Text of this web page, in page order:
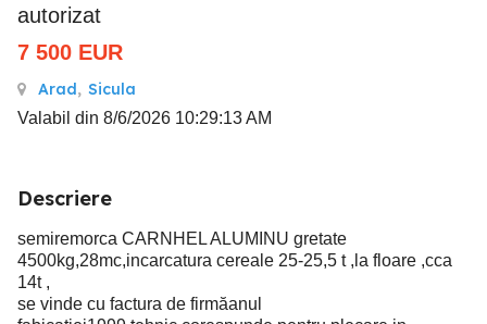
autorizat
7 500 EUR
Arad, Sicula
Valabil din 8/6/2026 10:29:13 AM
Descriere
semiremorca CARNHEL ALUMINU gretate
4500kg,28mc,incarcatura cereale 25-25,5 t ,la floare ,cca
14t ,
se vinde cu factura de firmăanul